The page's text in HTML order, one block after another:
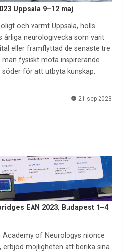
Uppsala 9–12 maj
och varmt Uppsala, hölls
årliga neurologivecka som varit
eller framflyttad de senaste tre
man fysiskt möta inspirerande
för att utbyta kunskap,
21 sep 2023
EAN 2023, Budapest 1–4
Academy of Neurologys nionde
erbjöd möjligheten att berika sina